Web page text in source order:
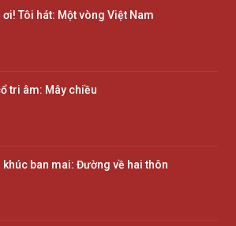
ơi! Tôi hát: Một vòng Việt Nam
tri âm: Mây chiều
khúc ban mai: Đường về hai thôn